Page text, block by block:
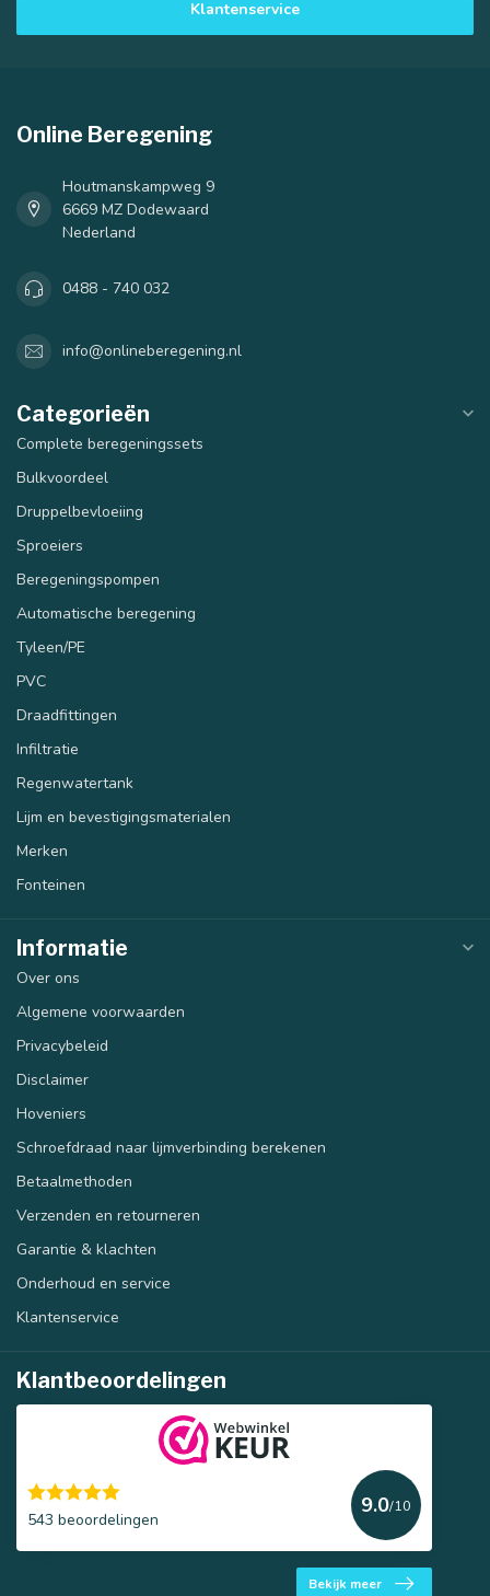
Klantenservice
Online Beregening
Houtmanskampweg 9
6669 MZ Dodewaard
Nederland
0488 - 740 032
info@onlineberegening.nl
Categorieën
Complete beregeningssets
Bulkvoordeel
Druppelbevloeiing
Sproeiers
Beregeningspompen
Automatische beregening
Tyleen/PE
PVC
Draadfittingen
Infiltratie
Regenwatertank
Lijm en bevestigingsmaterialen
Merken
Fonteinen
Informatie
Over ons
Algemene voorwaarden
Privacybeleid
Disclaimer
Hoveniers
Schroefdraad naar lijmverbinding berekenen
Betaalmethoden
Verzenden en retourneren
Garantie & klachten
Onderhoud en service
Klantenservice
Klantbeoordelingen
543 beoordelingen
9.0/10
Bekijk meer